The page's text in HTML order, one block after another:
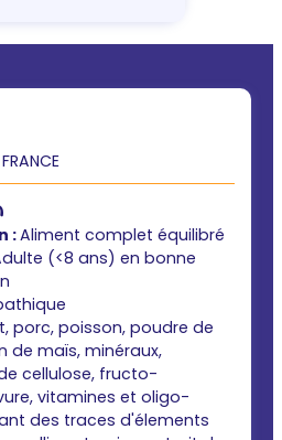
:Aliment complet équilibré
(<8 ans) en bonne
porc, poisson, poudre de
de maïs, minéraux,
cellulose, fructo-
vitamines et oligo-
des traces d'élements